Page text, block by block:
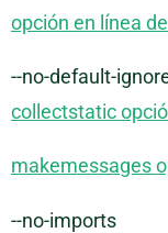
opción en línea
--no-default-
collectstatic
makemessages
--no-imports